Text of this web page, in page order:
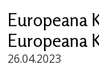
Europeana
Europeana
26.04.2023